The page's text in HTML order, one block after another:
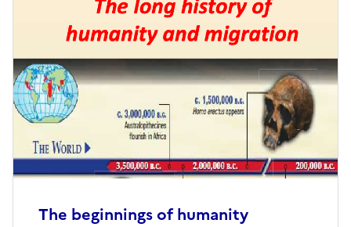
The beginnings of humanity